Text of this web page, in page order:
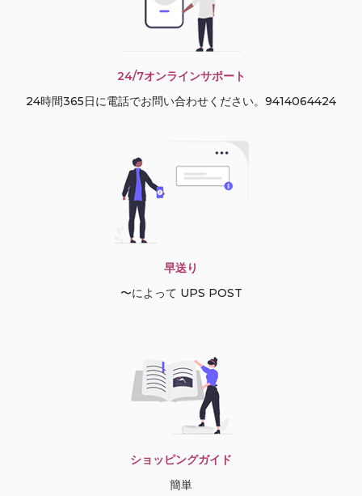
24/7オンラインサポート
24時間365日に電話でお問い合わせください。9414064424
早送り
〜によって UPS POST
ショッピングガイド
簡単